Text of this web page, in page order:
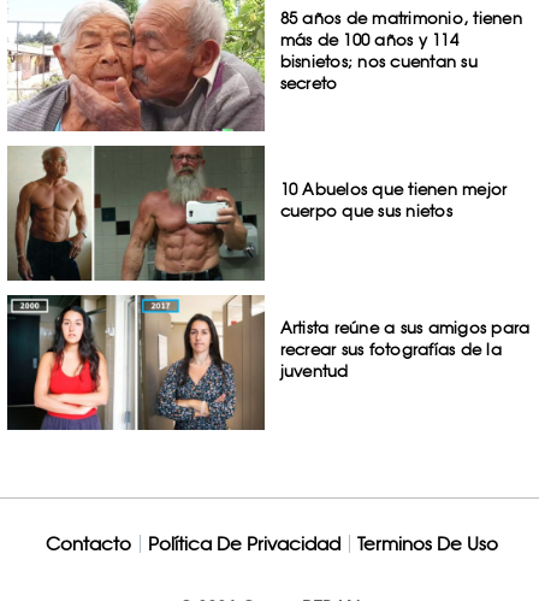
85 años de matrimonio, tienen
más de 100 años y 114
bisnietos; nos cuentan su
secreto
10 Abuelos que tienen mejor
cuerpo que sus nietos
Artista reúne a sus amigos para
recrear sus fotografías de la
juventud
Contacto Política De Privacidad Terminos De Uso